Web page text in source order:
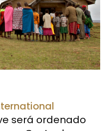
será ordenado